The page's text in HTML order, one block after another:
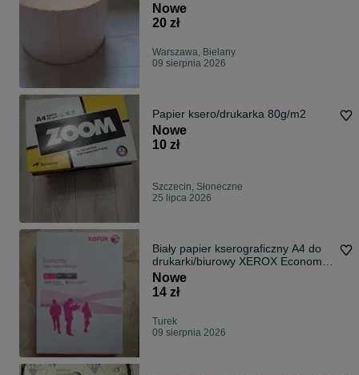
Nowe
20 zł
Warszawa, Bielany
09 sierpnia 2026
Papier ksero/drukarka 80g/m2
Nowe
10 zł
Szczecin, Słoneczne
25 lipca 2026
Biały papier kserograficzny A4 do
drukarki/biurowy XEROX Economy
5 ryz
Nowe
14 zł
Turek
09 sierpnia 2026